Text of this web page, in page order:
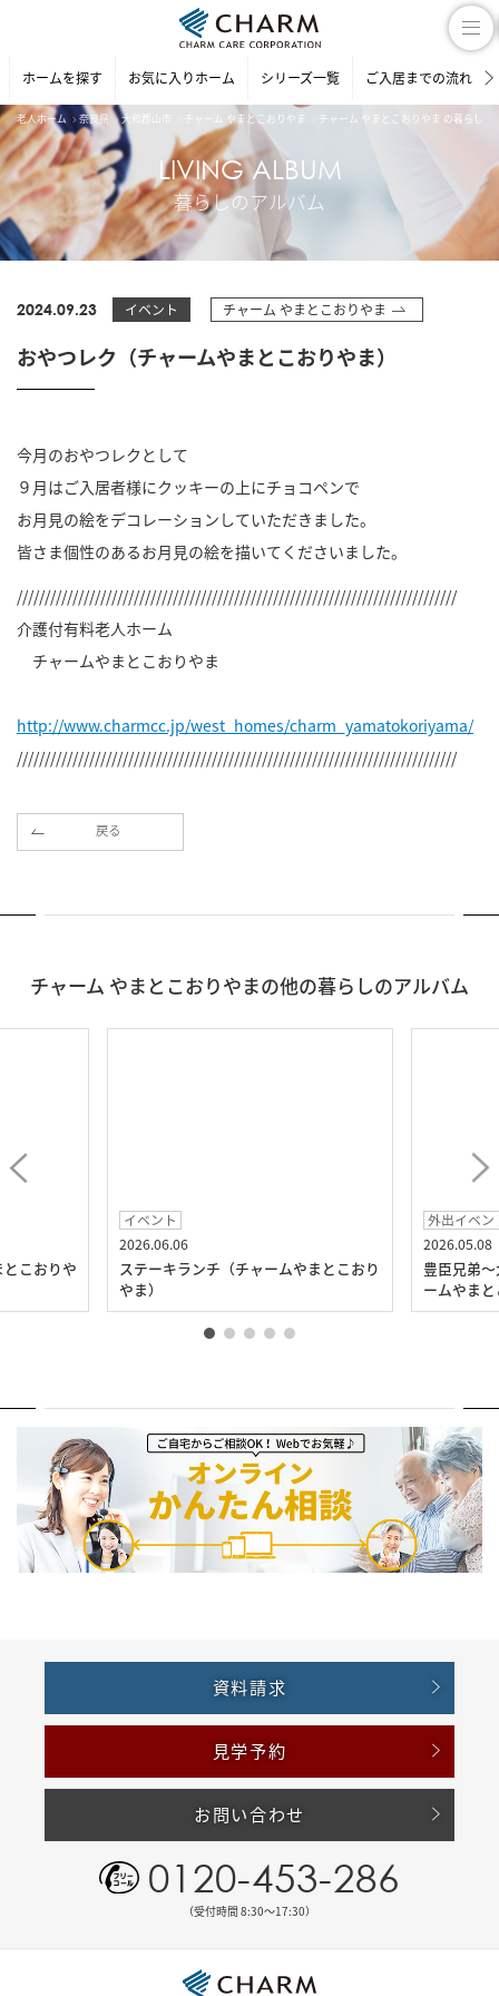
ホームを探す お気に入りホーム シリーズ一覧 ご入居までの流れ
老人ホーム 奈良県 大和郡山市 チャーム やまとこおりやま チャーム やまとこおりやま の暮らしの
LIVING ALBUM
暮らしのアルバム
2024.09.23 イベント チャーム やまとこおりやま
おやつレク（チャームやまとこおりやま）
今月のおやつレクとして
９月はご入居者様にクッキーの上にチョコペンで
お月見の絵をデコレーションしていただきました。
皆さま個性のあるお月見の絵を描いてくださいました。
///////////////////////////////////////////////////////////////////////////////
介護付有料老人ホーム
チャームやまとこおりやま
http://www.charmcc.jp/west_homes/charm_yamatokoriyama/
///////////////////////////////////////////////////////////////////////////////
戻る
チャーム やまとこおりやまの他の暮らしのアルバム
ステーキランチ（チャームやまとこおり
豊臣兄弟～大河ドラマ館へ
ームやまとこおりやま）
資料請求
見学予約
お問い合わせ
0120-453-286
（受付時間 8:30〜17:30）